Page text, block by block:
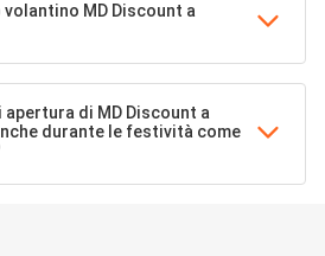
MD Discount a
di MD Discount a
durante le festività come